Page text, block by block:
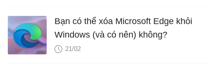
Bạn có thể xóa Microsoft Edge khỏi
Windows (và có nên) không?
21/02